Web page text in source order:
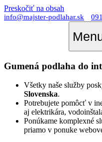
Preskočiť na obsah
info@majster-podlahar.sk
Gumená podlaha do
Všetky naše služby
Slovenska.
Potrebujete pomôcť v
aj elektrikára,
Ponúkame komplexné
priamo v ponuke